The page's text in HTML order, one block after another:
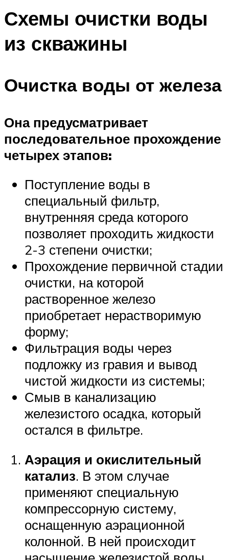
Схемы очистки воды
из скважины
Очистка воды от железа
Она предусматривает
последовательное прохождение
четырех этапов:
Поступление воды в
специальный фильтр,
внутренняя среда которого
позволяет проходить жидкости
2-3 степени очистки;
Прохождение первичной стадии
очистки, на которой
растворенное железо
приобретает нерастворимую
форму;
Фильтрация воды через
подложку из гравия и вывод
чистой жидкости из системы;
Смыв в канализацию
железистого осадка, который
остался в фильтре.
Аэрация и окислительный
катализ. В этом случае
применяют специальную
компрессорную систему,
оснащенную аэрационной
колонной. В ней происходит